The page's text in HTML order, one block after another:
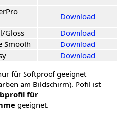
Download
Gloss
Download
Smooth
Download
Download
für Softproof geeignet
am Bildschirm). Pofil ist
für
geeignet.